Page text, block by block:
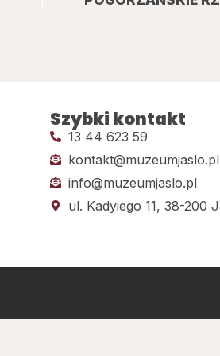
Szybki kontakt
13 44 623 59
kontakt@muzeumjaslo.pl
info@muzeumjaslo.pl
ul. Kadyiego 11, 38-200